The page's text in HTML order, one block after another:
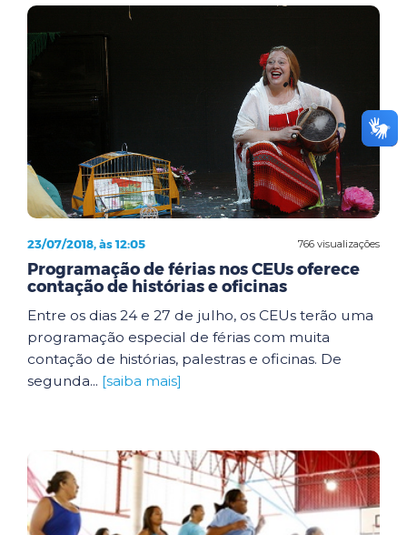
766 visualizações
23/07/2018, às 12:05
Programação de férias nos CEUs oferece
contação de histórias e oficinas
Entre os dias 24 e 27 de julho, os CEUs terão uma
programação especial de férias com muita
contação de histórias, palestras e oficinas. De
segunda... [saiba mais]